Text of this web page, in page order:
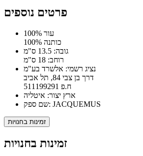
פרטים נוספים
100% עור
100% כותנה
גובה: 13.5 ס"מ
רוחב: 18 ס"מ
נציג רשמי: אלשרד בע"מ
דרך בן צבי 84, תל אביב
ח.פ 511199291
ארץ יצור: איטליה
שם ספק: JACQUEMUS
זמינות בחנויות
זמינות בחנויות